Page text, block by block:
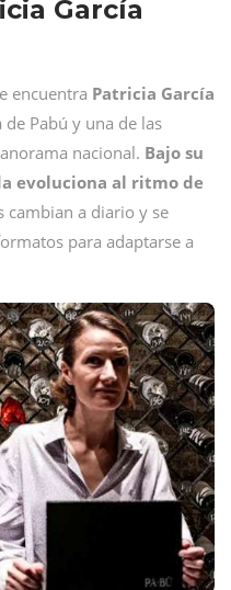
García
encuentra Patricia García
Pabú y una de las
nacional. Bajo su
evoluciona al ritmo de
cambian a diario y se
para adaptarse a